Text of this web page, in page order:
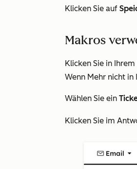
Klicken Sie auf
Makros
Klicken Sie in
Wenn Mehr nicht in
Wählen Sie ein
Klicken Sie im